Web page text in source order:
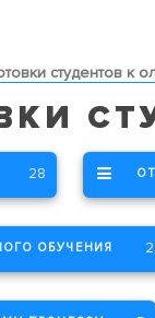
студентов к
28
ОБУЧЕНИЯ